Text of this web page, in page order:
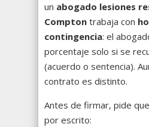
un abogado lesiones
Compton trabaja con
contingencia: el
porcentaje solo si se
(acuerdo o sentencia).
contrato es distinto.
Antes de firmar, pide
por escrito: